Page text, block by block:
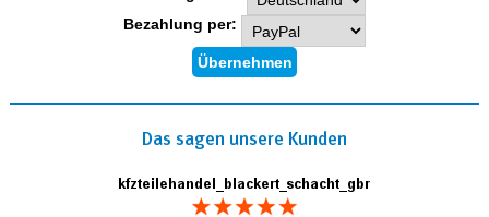
Bezahlung per:
Das sagen unsere Kunden